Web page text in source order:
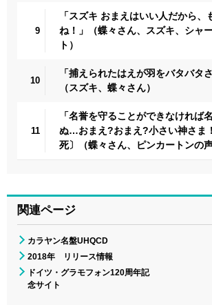
9
「スズキ おまえはいい人だから、
ね！」（蝶々さん、スズキ、シャ
ト）
10
「捕えられたはえが羽をバタバタ
（スズキ、蝶々さん）
11
「名誉を守ることができなければ
ぬ…おまえ?おまえ?小さい神さま
死〕（蝶々さん、ピンカートンの声
関連ページ
カラヤン名盤UHQCD
2018年 リリース情報
ドイツ・グラモフォン120周年記
念サイト